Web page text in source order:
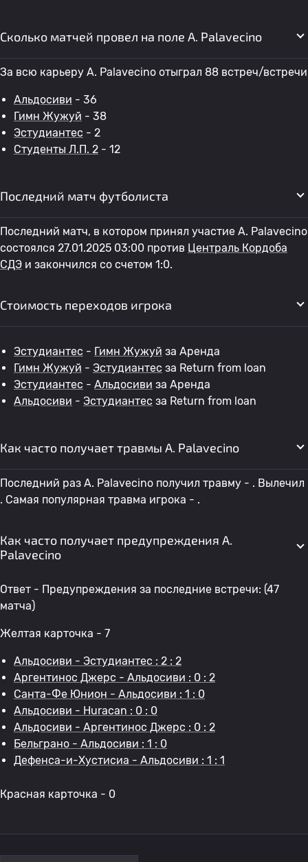
Сколько матчей провел на поле A. Palavecino
За всю карьеру A. Palavecino отыграл 88 встреч/встречи
Альдосиви - 36
Гимн Жужуй - 38
Эстудиантес - 2
Студенты Л.П. 2 - 12
Последний матч футболиста
Последний матч, в котором принял участие A. Palavecino
состоялся 27.01.2025 03:00 против Централь Кордоба
СДЭ и закончился со счетом 1:0.
Стоимость переходов игрока
Эстудиантес - Гимн Жужуй за Аренда
Гимн Жужуй - Эстудиантес за Return from loan
Эстудиантес - Альдосиви за Аренда
Альдосиви - Эстудиантес за Return from loan
Как часто получает травмы A. Palavecino
Последний раз A. Palavecino получил травму - . Вылечил
. Самая популярная травма игрока - .
Как часто получает предупреждения A.
Palavecino
Ответ - Предупреждения за последние встречи: (47
матча)
Желтая карточка - 7
Альдосиви - Эстудиантес : 2 : 2
Аргентинос Джерс - Альдосиви : 0 : 2
Санта-Фе Юнион - Альдосиви : 1 : 0
Альдосиви - Huracan : 0 : 0
Альдосиви - Аргентинос Джерс : 0 : 2
Бельграно - Альдосиви : 1 : 0
Дефенса-и-Хустисиа - Альдосиви : 1 : 1
Красная карточка - 0